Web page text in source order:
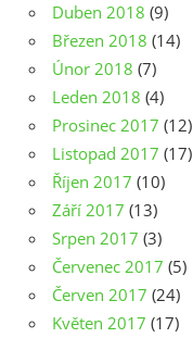
Duben 2018 (9)
Březen 2018 (14)
Únor 2018 (7)
Leden 2018 (4)
Prosinec 2017 (12)
Listopad 2017 (17)
Říjen 2017 (10)
Září 2017 (13)
Srpen 2017 (3)
Červenec 2017 (5)
Červen 2017 (24)
Květen 2017 (17)